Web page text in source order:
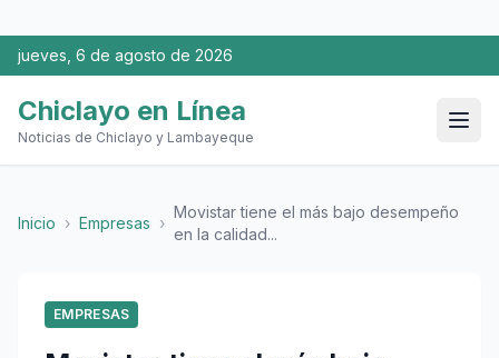
jueves, 6 de agosto de 2026
Chiclayo en Línea
Noticias de Chiclayo y Lambayeque
Inicio › Empresas ›
Movistar tiene el más bajo desempeño
en la calidad...
EMPRESAS